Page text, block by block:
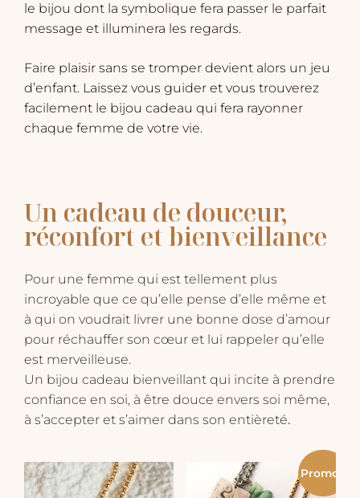
le bijou dont la symbolique fera passer le parfait
message et illuminera les regards.
​Faire plaisir sans se tromper devient alors un jeu
d’enfant. Laissez vous guider et vous trouverez
facilement le bijou cadeau qui fera rayonner
chaque femme de votre vie.
Un cadeau de douceur,
réconfort et bienveillance
Pour une femme qui est tellement plus
incroyable que ce qu’elle pense d’elle même et
à qui on voudrait livrer une bonne dose d’amour
pour réchauffer son cœur et lui rappeler qu’elle
est merveilleuse.
Un bijou cadeau bienveillant qui incite à prendre
confiance en soi, à être douce envers soi même,
à s’accepter et s’aimer dans son entièreté.
Promo !